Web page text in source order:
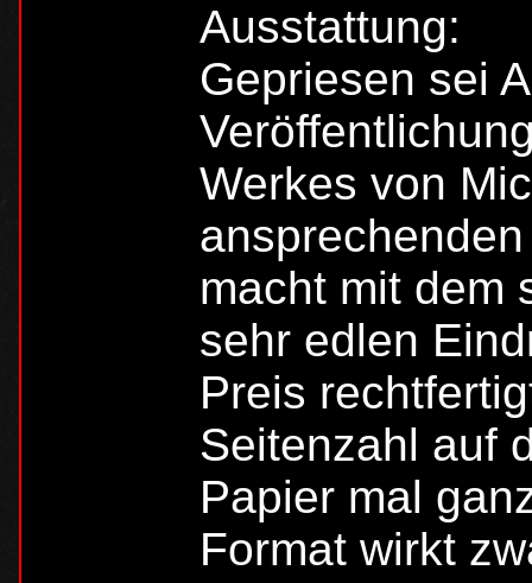
Ausstattung:
Gepriesen sei
Werkes von
macht mit dem
sehr edlen
Preis
Seitenzahl auf
Papier mal
Format wirkt